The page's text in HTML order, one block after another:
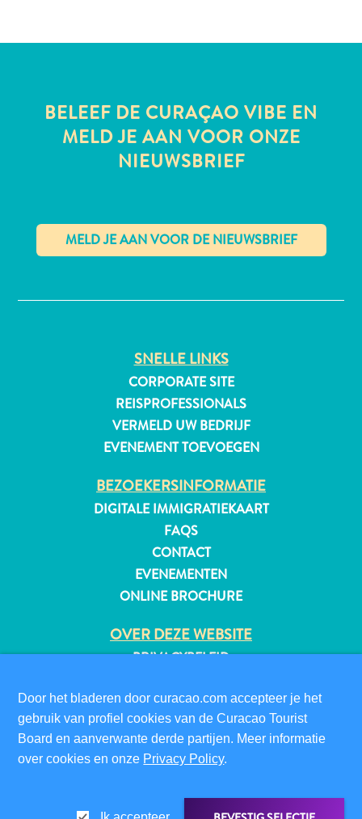
Bruiloften
&
Conferenties
Reizen
naar
BELEEF DE CURAÇAO VIBE EN
MELD JE AAN VOOR ONZE
NIEUWSBRIEF
SNELLE LINKS
CORPORATE SITE
REISPROFESSIONALS
VERMELD UW BEDRIJF
EVENEMENT TOEVOEGEN
BEZOEKERSINFORMATIE
DIGITALE IMMIGRATIEKAART
FAQS
CONTACT
EVENEMENTEN
ONLINE BROCHURE
OVER DEZE WEBSITE
PRIVACYBELEID
VOLG ONS
Door het bladeren door curacao.com accepteer je het
gebruik van profiel cookies van de Curacao Tourist
Board en aanverwante derde partijen. Meer informatie
over cookies en onze Privacy Policy.